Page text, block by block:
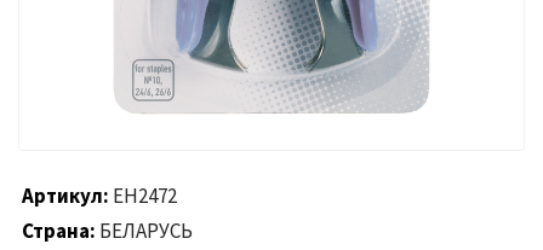
Артикул EH2472
Страна БЕЛАРУСЬ